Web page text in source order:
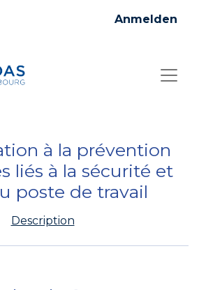
Anmelden
à la prévention
liés à la sécurité et
poste de travail
Description